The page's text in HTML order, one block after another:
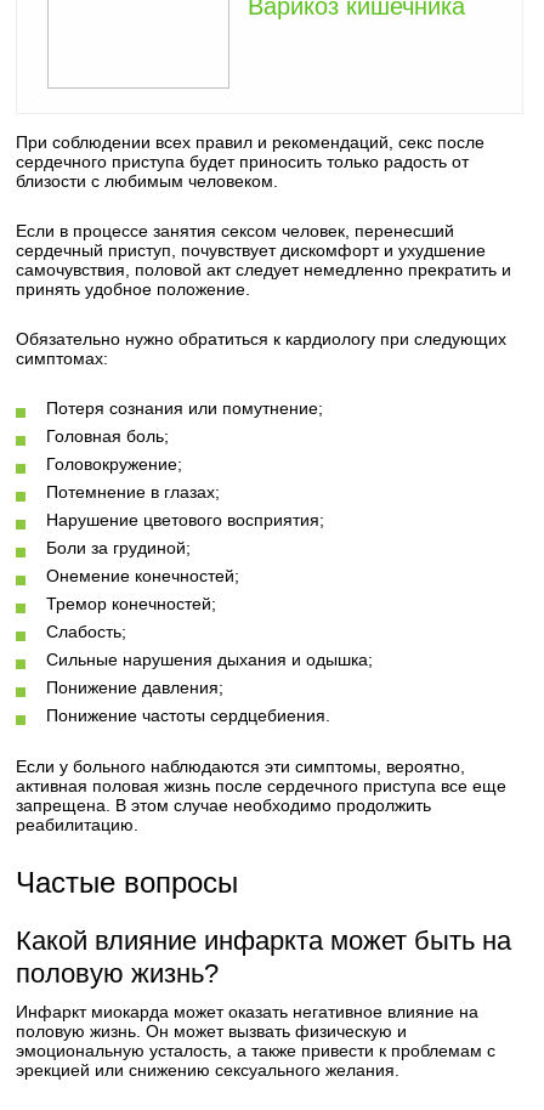
Варикоз кишечника
При соблюдении всех правил и рекомендаций, секс после
сердечного приступа будет приносить только радость от
близости с любимым человеком.
Если в процессе занятия сексом человек, перенесший
сердечный приступ, почувствует дискомфорт и ухудшение
самочувствия, половой акт следует немедленно прекратить и
принять удобное положение.
Обязательно нужно обратиться к кардиологу при следующих
симптомах:
Потеря сознания или помутнение;
Головная боль;
Головокружение;
Потемнение в глазах;
Нарушение цветового восприятия;
Боли за грудиной;
Онемение конечностей;
Тремор конечностей;
Слабость;
Сильные нарушения дыхания и одышка;
Понижение давления;
Понижение частоты сердцебиения.
Если у больного наблюдаются эти симптомы, вероятно,
активная половая жизнь после сердечного приступа все еще
запрещена. В этом случае необходимо продолжить
реабилитацию.
Частые вопросы
Какой влияние инфаркта может быть на
половую жизнь?
Инфаркт миокарда может оказать негативное влияние на
половую жизнь. Он может вызвать физическую и
эмоциональную усталость, а также привести к проблемам с
эрекцией или снижению сексуального желания.